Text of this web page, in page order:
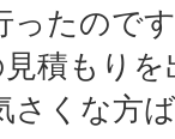
ったので
積もり
さくな方